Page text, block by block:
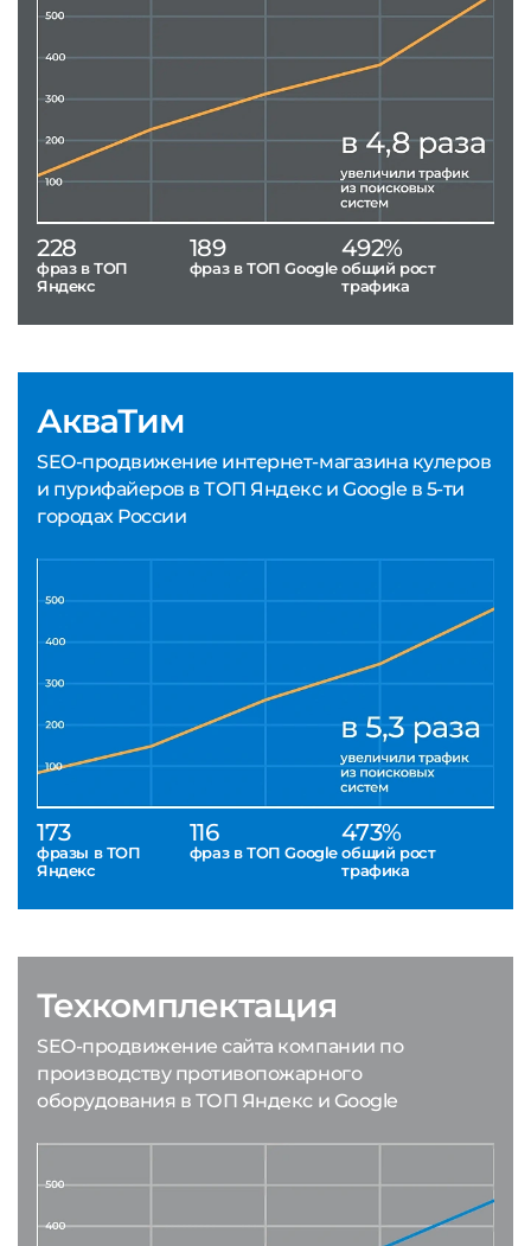
АкваТим
SEO-продвижение интернет-магазина кулеров
и пурифайеров в ТОП Яндекс и Google в 5-ти
городах России
173
фразы в ТОП
Яндекс
116
фраз в ТОП Google
473%
общий рост
трафика
228
фраз в ТОП
Яндекс
189
фраз в ТОП Google
492%
общий рост
трафика
Техкомплектация
SEO-продвижение сайта компании по
производству противопожарного
оборудования в ТОП Яндекс и Google